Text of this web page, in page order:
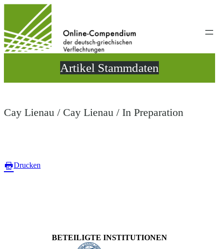
wechseln
Artikel Stammdaten
Cay Lienau / Cay Lienau / In Preparation
Drucken
BETEILIGTE INSTITUTIONEN